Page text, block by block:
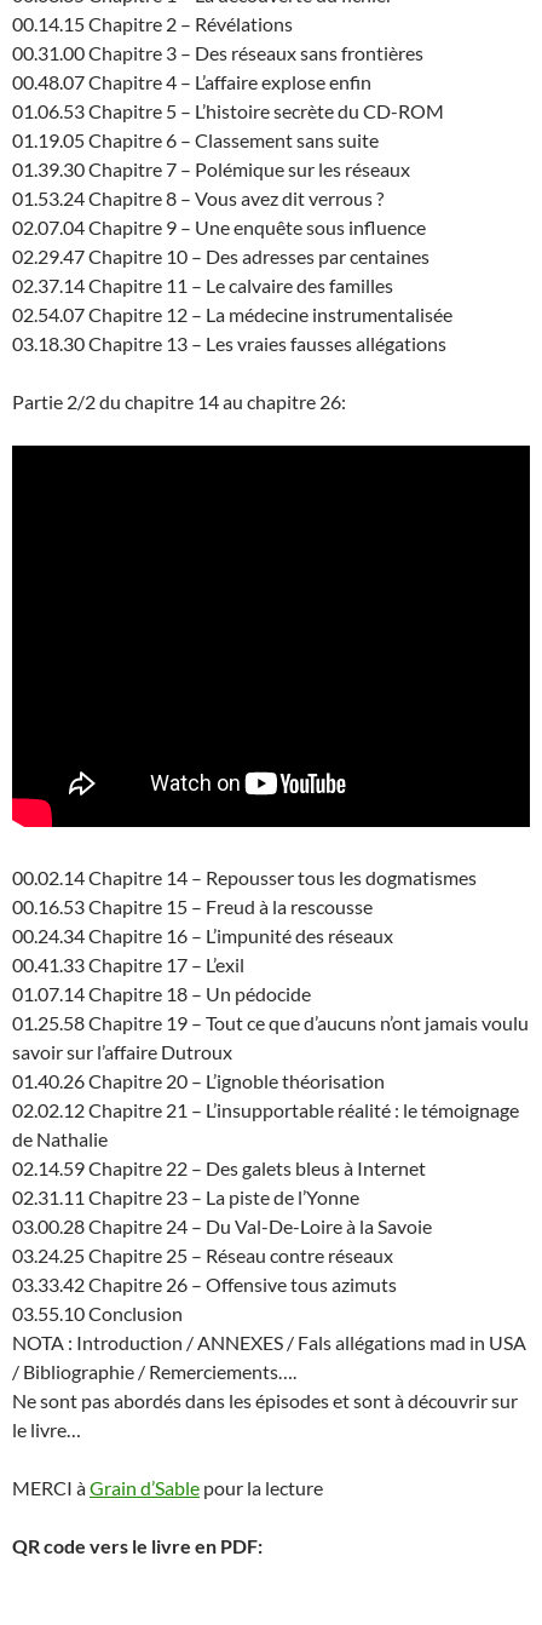
00.14.15 Chapitre 2 – Révélations
00.31.00 Chapitre 3 – Des réseaux sans frontières
00.48.07 Chapitre 4 – L’affaire explose enfin
01.06.53 Chapitre 5 – L’histoire secrète du CD-ROM
01.19.05 Chapitre 6 – Classement sans suite
01.39.30 Chapitre 7 – Polémique sur les réseaux
01.53.24 Chapitre 8 – Vous avez dit verrous ?
02.07.04 Chapitre 9 – Une enquête sous influence
02.29.47 Chapitre 10 – Des adresses par centaines
02.37.14 Chapitre 11 – Le calvaire des familles
02.54.07 Chapitre 12 – La médecine instrumentalisée
03.18.30 Chapitre 13 – Les vraies fausses allégations
Partie 2/2 du chapitre 14 au chapitre 26:
00.02.14 Chapitre 14 – Repousser tous les dogmatismes
00.16.53 Chapitre 15 – Freud à la rescousse
00.24.34 Chapitre 16 – L’impunité des réseaux
00.41.33 Chapitre 17 – L’exil
01.07.14 Chapitre 18 – Un pédocide
01.25.58 Chapitre 19 – Tout ce que d’aucuns n’ont jamais voulu
savoir sur l’affaire Dutroux
01.40.26 Chapitre 20 – L’ignoble théorisation
02.02.12 Chapitre 21 – L’insupportable réalité : le témoignage
de Nathalie
02.14.59 Chapitre 22 – Des galets bleus à Internet
02.31.11 Chapitre 23 – La piste de l’Yonne
03.00.28 Chapitre 24 – Du Val-De-Loire à la Savoie
03.24.25 Chapitre 25 – Réseau contre réseaux
03.33.42 Chapitre 26 – Offensive tous azimuts
03.55.10 Conclusion
NOTA : Introduction / ANNEXES / Fals allégations mad in USA
/ Bibliographie / Remerciements….
Ne sont pas abordés dans les épisodes et sont à découvrir sur
le livre…
MERCI àGrain d’Sable pour la lecture
QR code vers le livre en PDF: